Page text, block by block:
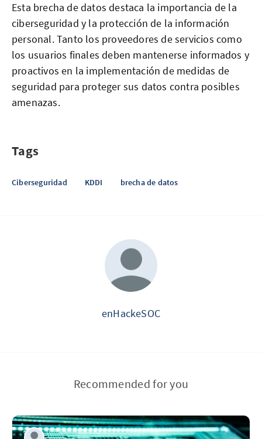
Esta brecha de datos destaca la importancia de la
ciberseguridad y la protección de la información
personal. Tanto los proveedores de servicios como
los usuarios finales deben mantenerse informados y
proactivos en la implementación de medidas de
seguridad para proteger sus datos contra posibles
amenazas.
Tags
Ciberseguridad KDDI brecha de datos
enHackeSOC
Recommended for you